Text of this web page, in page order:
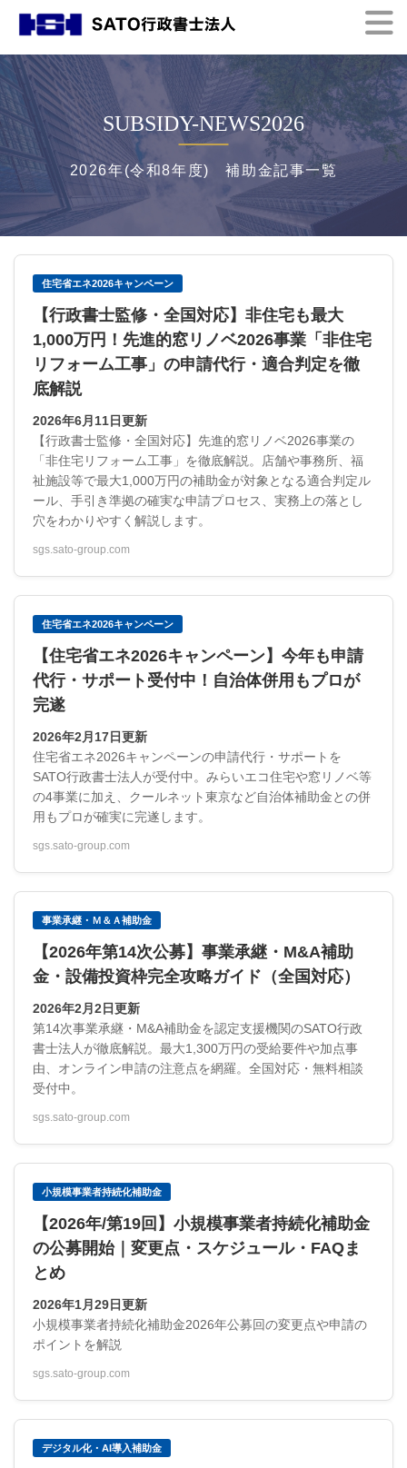
SUBSIDY-NEWS2026
2026年(令和8年度) 補助金記事一覧
住宅省エネ2026キャンペーン
【行政書士監修・全国対応】非住宅も最大
1,000万円！先進的窓リノベ2026事業「非住宅
リフォーム工事」の申請代行・適合判定を徹
底解説
2026年6月11日更新
【行政書士監修・全国対応】先進的窓リノベ2026事業の
「非住宅リフォーム工事」を徹底解説。店舗や事務所、福
祉施設等で最大1,000万円の補助金が対象となる適合判定ル
ール、手引き準拠の確実な申請プロセス、実務上の落とし
穴をわかりやすく解説します。
sgs.sato-group.com
住宅省エネ2026キャンペーン
【住宅省エネ2026キャンペーン】今年も申請
代行・サポート受付中！自治体併用もプロが
完遂
2026年2月17日更新
住宅省エネ2026キャンペーンの申請代行・サポートを
SATO行政書士法人が受付中。みらいエコ住宅や窓リノベ等
の4事業に加え、クールネット東京など自治体補助金との併
用もプロが確実に完遂します。
sgs.sato-group.com
事業承継・Ｍ＆Ａ補助金
【2026年第14次公募】事業承継・M&A補助
金・設備投資枠完全攻略ガイド（全国対応）
2026年2月2日更新
第14次事業承継・M&A補助金を認定支援機関のSATO行政
書士法人が徹底解説。最大1,300万円の受給要件や加点事
由、オンライン申請の注意点を網羅。全国対応・無料相談
受付中。
sgs.sato-group.com
小規模事業者持続化補助金
【2026年/第19回】小規模事業者持続化補助金
の公募開始｜変更点・スケジュール・FAQま
とめ
2026年1月29日更新
小規模事業者持続化補助金2026年公募回の変更点や申請の
ポイントを解説
sgs.sato-group.com
デジタル化・AI導入補助金